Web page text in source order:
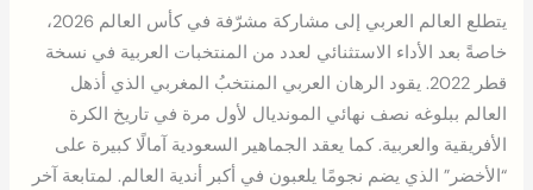
يتطلع العالم العربي إلى مشاركة مشرّفة في كأس العالم 2026،
خاصةً بعد الأداء الاستثنائي لعدد من المنتخبات العربية في نسخة
قطر 2022. يقود الرهان العربي المنتخبُ المغربي الذي أذهل
العالم ببلوغه نصف نهائي المونديال لأول مرة في تاريخ الكرة
الأفريقية والعربية. كما يعقد الجماهير السعودية آمالًا كبيرة على
“الأخضر” الذي يضم نجومًا يلعبون في أكبر أندية العالم. لمتابعة آخر